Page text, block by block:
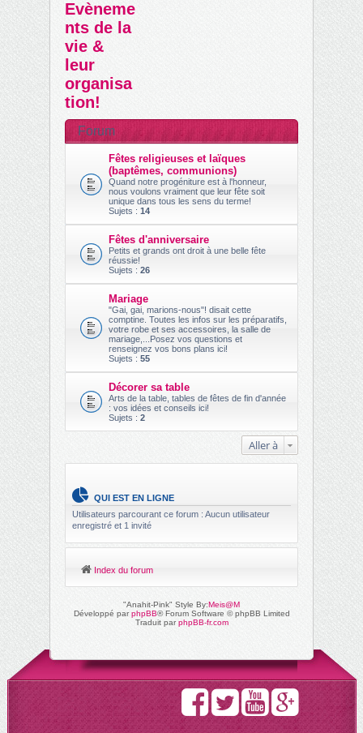
Evèneme
nts de la
vie &
leur
organisa
tion!
Forum
Fêtes religieuses et laïques
(baptêmes, communions)
Quand notre progéniture est à l'honneur,
nous voulons vraiment que leur fête soit
unique dans tous les sens du terme!
Sujets : 14
Fêtes d'anniversaire
Petits et grands ont droit à une belle fête
réussie!
Sujets : 26
Mariage
"Gai, gai, marions-nous"! disait cette
comptine. Toutes les infos sur les préparatifs,
votre robe et ses accessoires, la salle de
mariage,...Posez vos questions et
renseignez vos bons plans ici!
Sujets : 55
Décorer sa table
Arts de la table, tables de fêtes de fin d'année
: vos idées et conseils ici!
Sujets : 2
Aller à
QUI EST EN LIGNE
Utilisateurs parcourant ce forum : Aucun utilisateur
enregistré et 1 invité
Index du forum
"Anahit-Pink" Style By:Meis@M
Développé parphpBB® Forum Software © phpBB Limited
Traduit parphpBB-fr.com